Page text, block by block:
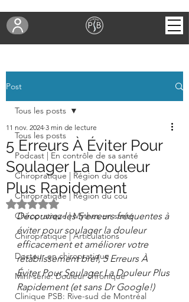
Post
Tous les posts
Podcast | En contrôle de sa santé
Chiropratique | Région du dos
Chiropratique | Région du cou
Chiropratique | Mythes en santé
Chiropratique | Articulations
Docteur en chiropratique
Mini-série: Douleur chronique
Clinique PSB: Rive-sud de Montréal
Tous les posts
5 Erreurs À Éviter Pour
Soulager La Douleur
Plus Rapidement
11 nov. 2024 3 min de lecture
Noté NaN étoiles sur 5.
Découvrez les 5 erreurs fréquentes à
éviter pour soulager la douleur
efficacement et améliorer votre
rétablissement bref, 5 Erreurs À
Éviter Pour Soulager La Douleur Plus
Rapidement (et sans Dr Google!)